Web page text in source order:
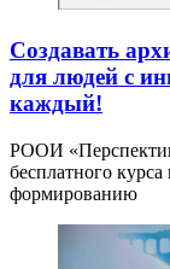
Создавать
для людей с
каждый!
РООИ
бесплатного
формированию